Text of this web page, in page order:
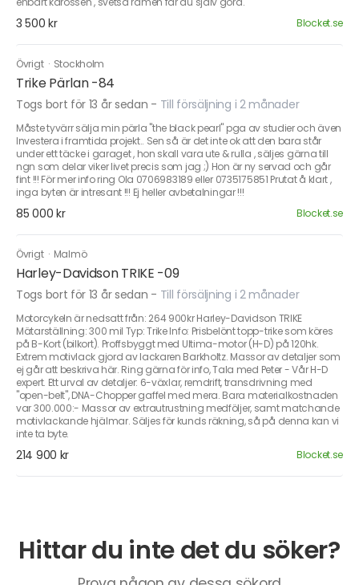
3 500 kr Blocket.se
Övrigt · Stockholm
Trike Pärlan -84
Togs bort för 13 år sedan - Till försäljning i 2 månader
Måste tyvärr sälja min pärla "the black pearl" pga av studier och även
Investera i framtida projekt.. Sen så är det inte ok att den bara står
under ett täcke i garaget , hon skall vara ute & rulla , säljes gärna till
ngn som delar viker livet precis som jag ;) Hon är ny servad och går
fint !!! För mer info ring Ola 0706983189 eller 0735175851 Prutat å klart ,
inga byten är intresant !!! Ej heller avbetalningar !!!
85 000 kr Blocket.se
Övrigt · Malmö
Harley-Davidson TRIKE -09
Togs bort för 13 år sedan - Till försäljning i 2 månader
Motorcykeln är nedsatt från: 264 900kr Harley-Davidson TRIKE
Mätarställning: 300 mil Typ: Trike Info: Prisbelönt topp-trike som köres
på B-Kort (bilkort). Proffsbyggt med Ultima-motor (H-D) på 120hk.
Extrem motivlack gjord av lackaren Barkholtz. Massor av detaljer som
ej går att beskriva här. Ring gärna för info, Tala med Peter - Vår H-D
expert. Ett urval av detaljer: 6-växlar, remdrift, transdrivning med
"open-belt", DNA-Chopper gaffel med mera. Bara materialkostnaden
var 300.000:- Massor av extrautrustning medföljer, samt matchande
motivlackande hjälmar. Säljes för kunds räkning, så på denna kan vi
inte ta byte.
214 900 kr Blocket.se
Hittar du inte det du söker?